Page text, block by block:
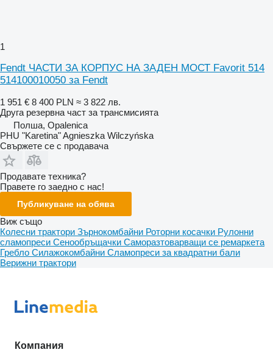
1
Fendt ЧАСТИ ЗА КОРПУС НА ЗАДЕН МОСТ Favorit 514
514100010050 за Fendt
1 951 € 8 400 PLN ≈ 3 822 лв.
Друга резервна част за трансмисията
Полша, Opalenica
PHU "Karetina" Agnieszka Wilczyńska
Свържете се с продавача
Продавате техника?
Правете го заедно с нас!
Публикуване на обява
Виж също
Колесни трактори Зърнокомбайни Роторни косачки Рулонни
сламопреси Сенообръщачки Саморазтоварващи се ремаркета
Гребло Силажокомбайни Сламопреси за квадратни бали
Верижни трактори
Компания